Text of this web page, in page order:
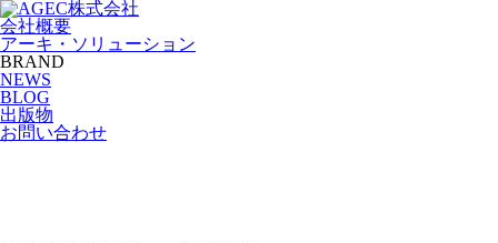
会社概要
アーキ・ソリューション
BRAND
NEWS
BLOG
出版物
お問い合わせ